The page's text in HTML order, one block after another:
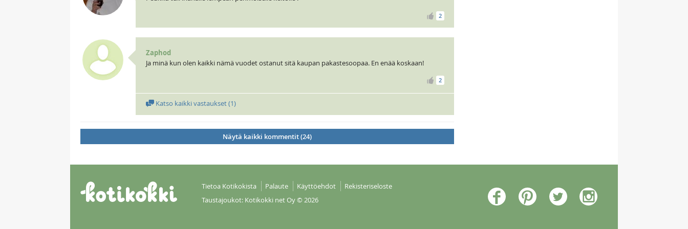
2
Zaphod
Ja minä kun olen kaikki nämä vuodet ostanut sitä kaupan pakastesoopaa. En enää koskaan!
2
Katso kaikki vastaukset (1)
Näytä kaikki kommentit (24)
Tietoa Kotikokista Palaute Käyttöehdot
Rekisteriseloste
Taustajoukot: Kotikokki net Oy© 2026